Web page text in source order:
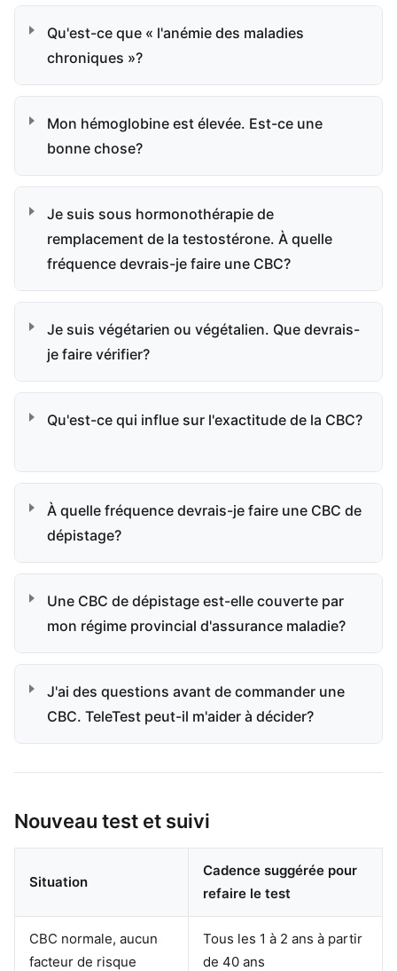
Qu'est-ce que « l'anémie des maladies
chroniques »?
Mon hémoglobine est élevée. Est-ce une
bonne chose?
Je suis sous hormonothérapie de
remplacement de la testostérone. À quelle
fréquence devrais-je faire une CBC?
Je suis végétarien ou végétalien. Que devrais-
je faire vérifier?
Qu'est-ce qui influe sur l'exactitude de la CBC?
À quelle fréquence devrais-je faire une CBC de
dépistage?
Une CBC de dépistage est-elle couverte par
mon régime provincial d'assurance maladie?
J'ai des questions avant de commander une
CBC. TeleTest peut-il m'aider à décider?
Nouveau test et suivi
Situation
Cadence suggérée pour
refaire le test
CBC normale, aucun
facteur de risque
Tous les 1 à 2 ans à partir
de 40 ans